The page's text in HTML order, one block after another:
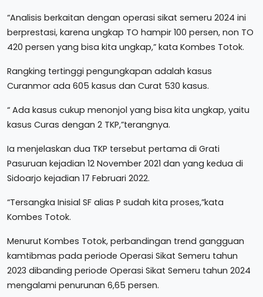
“Analisis berkaitan dengan operasi sikat semeru 2024 ini
berprestasi, karena ungkap TO hampir 100 persen, non TO
420 persen yang bisa kita ungkap,” kata Kombes Totok.
Rangking tertinggi pengungkapan adalah kasus
Curanmor ada 605 kasus dan Curat 530 kasus.
“ Ada kasus cukup menonjol yang bisa kita ungkap, yaitu
kasus Curas dengan 2 TKP,”terangnya.
Ia menjelaskan dua TKP tersebut pertama di Grati
Pasuruan kejadian 12 November 2021 dan yang kedua di
Sidoarjo kejadian 17 Februari 2022.
“Tersangka Inisial SF alias P sudah kita proses,”kata
Kombes Totok.
Menurut Kombes Totok, perbandingan trend gangguan
kamtibmas pada periode Operasi Sikat Semeru tahun
2023 dibanding periode Operasi Sikat Semeru tahun 2024
mengalami penurunan 6,65 persen.